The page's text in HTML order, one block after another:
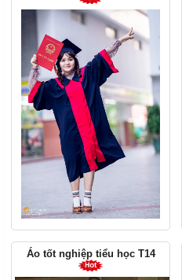
Áo tốt nghiệp tiểu học T14